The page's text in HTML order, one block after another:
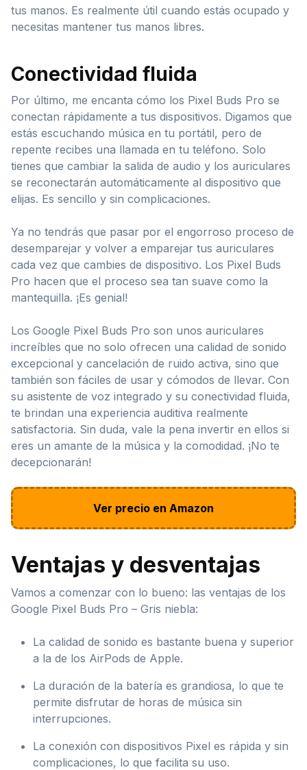
tus manos. Es realmente útil cuando estás ocupado y
necesitas mantener tus manos libres.
Conectividad fluida
Por último, me encanta cómo los Pixel Buds Pro se
conectan rápidamente a tus dispositivos. Digamos que
estás escuchando música en tu portátil, pero de
repente recibes una llamada en tu teléfono. Solo
tienes que cambiar la salida de audio y los auriculares
se reconectarán automáticamente al dispositivo que
elijas. Es sencillo y sin complicaciones.
Ya no tendrás que pasar por el engorroso proceso de
desemparejar y volver a emparejar tus auriculares
cada vez que cambies de dispositivo. Los Pixel Buds
Pro hacen que el proceso sea tan suave como la
mantequilla. ¡Es genial!
Los Google Pixel Buds Pro son unos auriculares
increíbles que no solo ofrecen una calidad de sonido
excepcional y cancelación de ruido activa, sino que
también son fáciles de usar y cómodos de llevar. Con
su asistente de voz integrado y su conectividad fluida,
te brindan una experiencia auditiva realmente
satisfactoria. Sin duda, vale la pena invertir en ellos si
eres un amante de la música y la comodidad. ¡No te
decepcionarán!
Ver precio en Amazon
Ventajas y desventajas
Vamos a comenzar con lo bueno: las ventajas de los
Google Pixel Buds Pro – Gris niebla:
La calidad de sonido es bastante buena y superior
a la de los AirPods de Apple.
La duración de la batería es grandiosa, lo que te
permite disfrutar de horas de música sin
interrupciones.
La conexión con dispositivos Pixel es rápida y sin
complicaciones, lo que facilita su uso.